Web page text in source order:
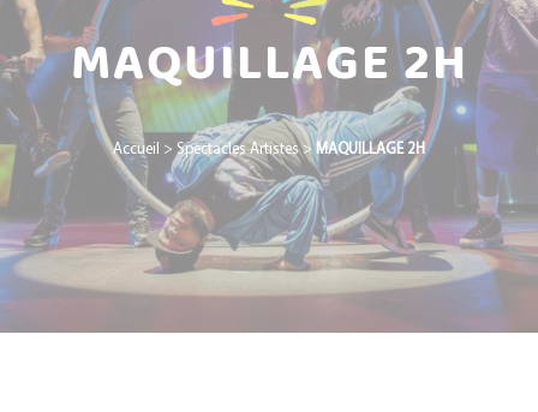
MAQUILLAGE 2H
Accueil > Spectacles Artistes> MAQUILLAGE 2H